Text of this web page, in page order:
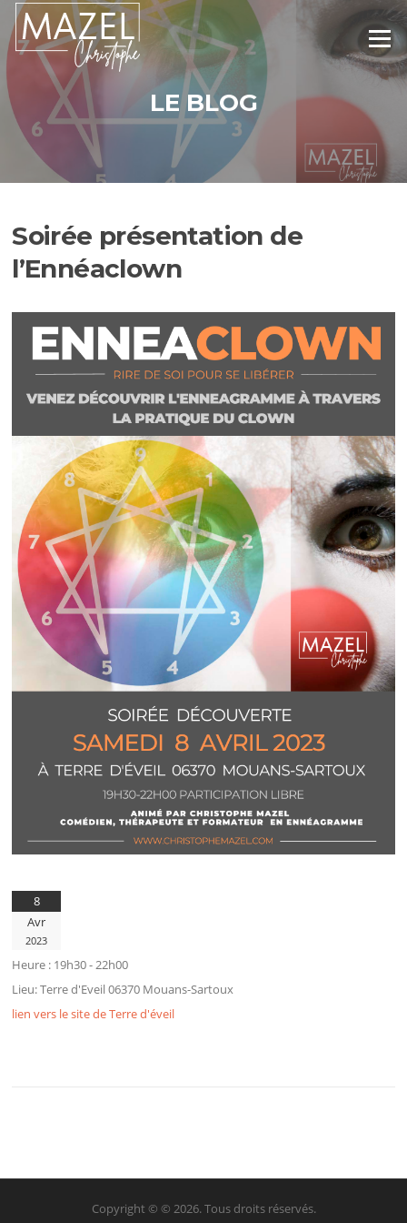
Aller
au
contenu
Menu
LE BLOG
Soirée présentation de
l’Ennéaclown
8
Avr
2023
Heure : 19h30 - 22h00
Lieu:Terre d'Eveil 06370 Mouans-Sartoux
lien vers le site de Terre d'éveil
Copyright © © 2026. Tous droits réservés.